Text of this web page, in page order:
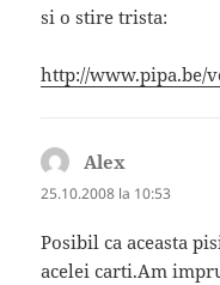
si o stire trista:
http://www.pipa.be/
Alex
25.10.2008 la 10:53
Posibil ca aceasta
acelei carti.Am